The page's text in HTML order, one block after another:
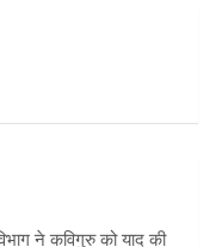
ने कविगुरु को याद की